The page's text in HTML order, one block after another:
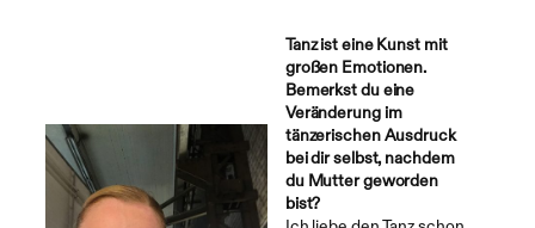
Tanz ist eine Kunst mit
großen Emotionen.
Bemerkst du eine
Veränderung im
tänzerischen Ausdruck
bei dir selbst, nachdem
du Mutter geworden
bist?